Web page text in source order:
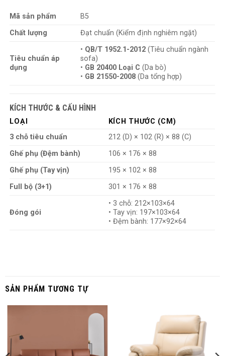
công, từ tách lớp, thuộc da đến hoàn thiện bề mặt.
ng lâu càng lên nước đẹp, mang vẻ cổ điển quý
phái.
Khung Sợi Thủy Tinh Cao Cấp
–Nhập khẩu từ Đức , cùng chất liệu được sử dụng trong dầm
chống va chạm của xe Audi, BMW, Mercedes.
Mã sản phẩm
B5
Chất lượng
Đạt chuẩn (Kiểm định nghiêm ngặt)
Tiêu chuẩn áp
dụng
• QB/T 1952.1-2012(Tiêu chuẩn ngành
sofa)
• GB 20400 Loại C (Da bò)
• GB 21550-2008(Da tổng hợp)
KÍCH THƯỚC & CẤU HÌNH
LOẠI
KÍCH THƯỚC (CM)
3 chỗ tiêu chuẩn
212 (D) × 102 (R) × 88 (C)
Ghế phụ (Đệm bành)
106 × 176 × 88
Ghế phụ (Tay vịn)
195 × 102 × 88
Full bộ (3+1)
301 × 176 × 88
Đóng gói
• 3 chỗ: 212×103×64
• Tay vịn: 197×103×64
• Đệm bành: 177×92×64
SẢN PHẨM TƯƠNG TỰ